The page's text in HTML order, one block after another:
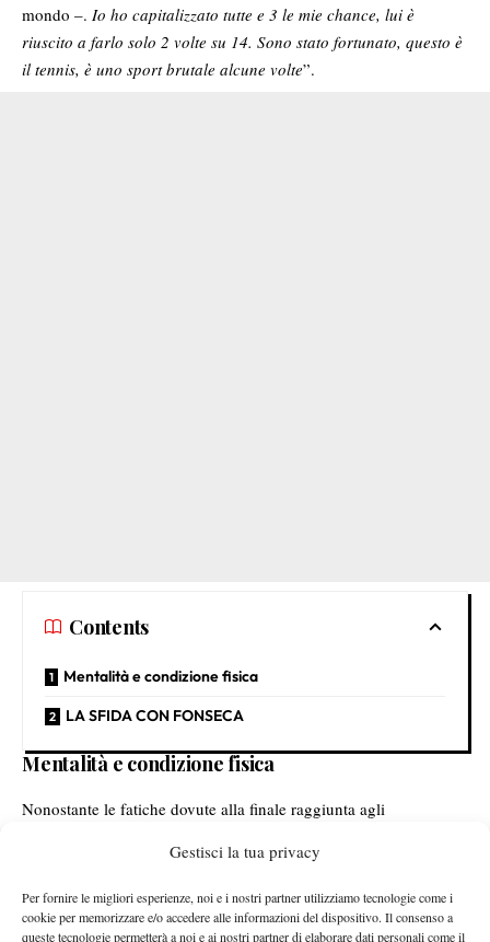
Gestisci la tua privacy
Per fornire le migliori esperienze, noi e i nostri partner utilizziamo tecnologie come i
cookie per memorizzare e/o accedere alle informazioni del dispositivo. Il consenso a
queste tecnologie permetterà a noi e ai nostri partner di elaborare dati personali come il
mondo –. Io ho capitalizzato tutte e 3 le mie chance, lui è
riuscito a farlo solo 2 volte su 14. Sono stato fortunato, questo è
il tennis, è uno sport brutale alcune volte”.
Contents
Mentalità e condizione fisica
LA SFIDA CON FONSECA
Mentalità e condizione fisica
Nonostante le fatiche dovute alla finale raggiunta agli
mostrato una forma fisica pazzesca, riuscendo a ribaltare il
match. “Mi sento sorprendentemente bene. A fine partita la
fatica la senti, anche oggi ha fatto caldissimo. Adesso, devo